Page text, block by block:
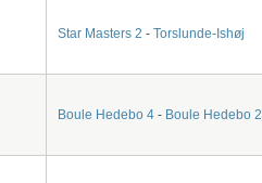
Star Masters 2 - Torslunde-Ishøj
Boule Hedebo 4 - Boule Hedebo 2